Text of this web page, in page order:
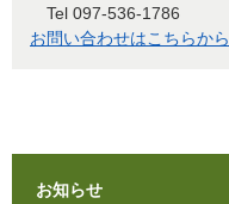
Tel 097-536-1786
お問い合わせはこちらから
お知らせ